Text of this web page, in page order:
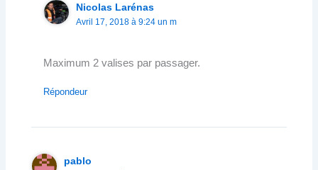
Nicolas Larénas
Avril 17, 2018 à 9:24 un m
Maximum 2 valises par passager.
Répondeur
pablo